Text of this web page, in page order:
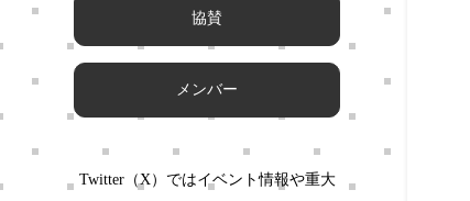
協賛
メンバー
Twitter（X）ではイベント情報や重大